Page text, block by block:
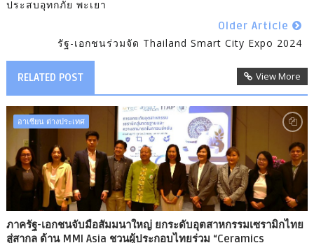
ประสบอุทกภัย พะเยา
Older Article
รัฐ-เอกชนร่วมจัด Thailand Smart City Expo 2024
RELATED POST View More
อาเซียน ต่างประเทศ
ภาครัฐ-เอกชนจับมือสัมมนาใหญ่ ยกระดับอุตสาหกรรมเซรามิกไทย
สู่สากล ด้าน MMI Asia ชวนผู้ประกอบไทยร่วม “Ceramics